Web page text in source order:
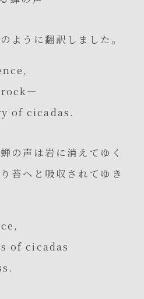
ように翻訳しました。
rock—
of cicadas.
の声は岩に消えてゆく
苔へと吸収されてゆき
of cicadas